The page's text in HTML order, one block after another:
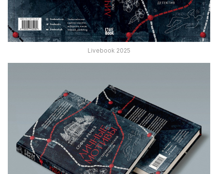
Livebook 2025